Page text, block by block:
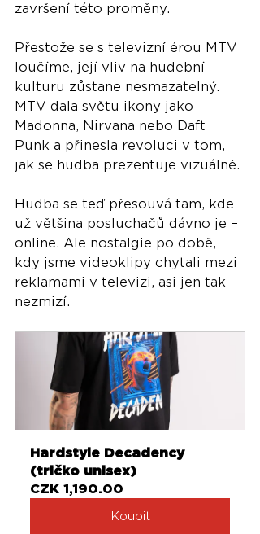
završení této proměny.
Přestože se s televizní érou MTV
loučíme, její vliv na hudební
kulturu zůstane nesmazatelný.
MTV dala světu ikony jako
Madonna, Nirvana nebo Daft
Punk a přinesla revoluci v tom,
jak se hudba prezentuje vizuálně.
Hudba se teď přesouvá tam, kde
už většina posluchačů dávno je –
online. Ale nostalgie po době,
kdy jsme videoklipy chytali mezi
reklamami v televizi, asi jen tak
nezmizí.
Hardstyle Decadency
(tričko unisex)
CZK 1,190.00
Koupit